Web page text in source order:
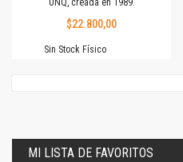
UNQ, creada en 1989.
$22.800,00
Sin Stock Físico
MI LISTA DE FAVORITOS